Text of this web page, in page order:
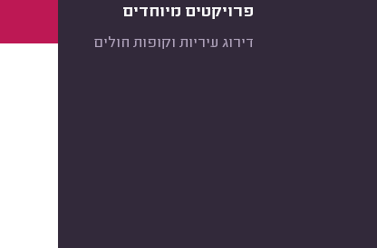
פרויקטים מיוחדים
דירוג עיריות וקופות חולים